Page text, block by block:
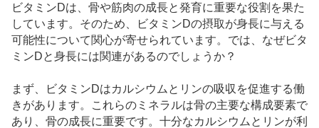
ビタミンDは、骨や筋肉の成長と発育に重要な役割を果た
しています。そのため、ビタミンDの摂取が身長に与える
可能性について関心が寄せられています。では、なぜビタ
ミンDと身長には関連があるのでしょうか？
まず、ビタミンDはカルシウムとリンの吸収を促進する働
きがあります。これらのミネラルは骨の主要な構成要素で
あり、骨の成長に重要です。十分なカルシウムとリンが利